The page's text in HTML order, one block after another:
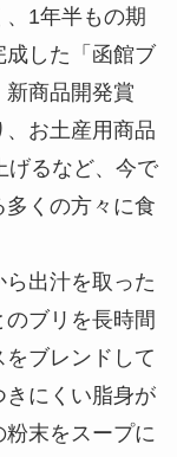
1年半もの期
した「函館ブ
新商品開発賞
お土産用商品
げるなど、今で
くの方々に食
出汁を取った
ブリを長時間
ブレンドして
きにくい脂身が
末をスープに